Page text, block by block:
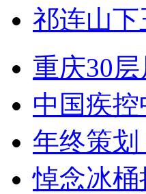
祁连山
重庆30
中国疾
年终策划
悼念冰桶